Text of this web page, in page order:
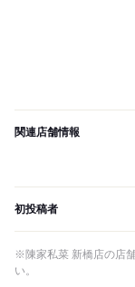
関連店舗情報
初投稿者
※陳家私菜 新橋店の店
い。